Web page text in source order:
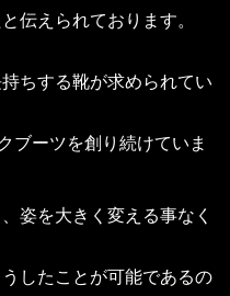
伝えられております。
ちする靴が求められてい
ブーツを創り続けていま
姿を大きく変える事なく
したことが可能であるの